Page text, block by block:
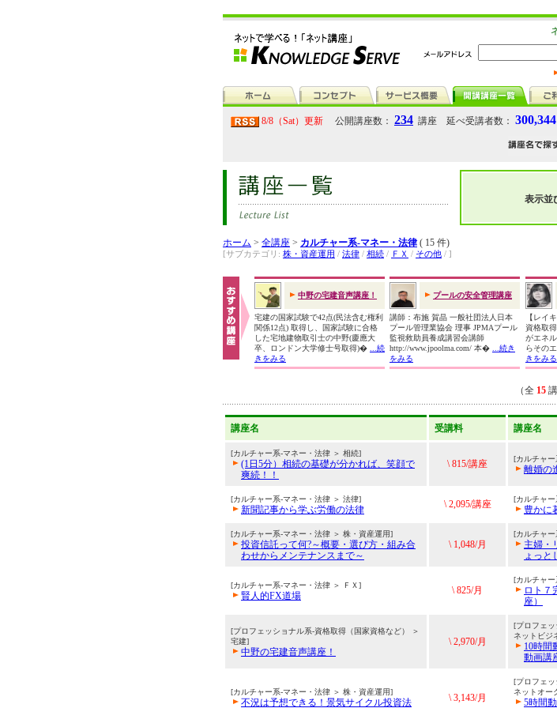
8/8（Sat）更新 公開講座数： 234 講座 延べ受講者数： 300,344
表示並
ホーム > 全講座 > カルチャー系-マネー・法律( 15 件)
[サブカテゴリ: 株・資産運用 / 法律 / 相続 / ＦＸ / その他 / ]
中野の宅建音声講座！
宅建の国家試験で42点(民法含む権利
関係12点) 取得し、国家試験に合格
した宅地建物取引士の中野(慶應大
卒、ロンドン大学修士号取得)�
...続
きをみる
プールの安全管理講座
講師：布施 賀晶 一般社団法人日本
プール管理業協会 理事 JPMAプール
監視救助員養成講習会講師
http://www.jpoolma.com/ 本�
...続き
をみる
【レイ
資格取
がエネ
らその
きをみる
（全 15
講座名 受講料 講座名
[カルチャー系-マネー・法律 ＞ 相続]
(1日5分）相続の基礎が分かれば、笑顔で
爽続！！
\ 815/講座 [カルチャ
離婚の
[カルチャー系-マネー・法律 ＞ 法律]
新聞記事から学ぶ労働の法律 \ 2,095/講座 [カルチャ
豊かに
[カルチャー系-マネー・法律 ＞ 株・資産運用]
投資信託って何?～概要・選び方・組み合
わせからメンテナンスまで～
\ 1,048/月
[カルチャ
主婦・
ょっと
[カルチャー系-マネー・法律 ＞ ＦＸ]
賢人的FX道場 \ 825/月
[カルチャ
ロト７
座）
[プロフェッショナル系-資格取得（国家資格など） ＞
宅建]
中野の宅建音声講座！
\ 2,970/月
[プロフェッ
ネットビジ
10時間
動画講
[カルチャー系-マネー・法律 ＞ 株・資産運用]
不況は予想できる！景気サイクル投資法 \ 3,143/月
[プロフェッ
ネットオー
5時間